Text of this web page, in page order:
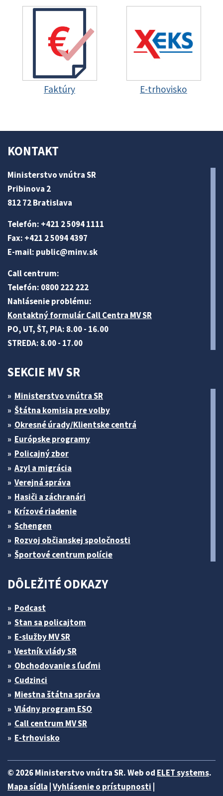
Faktúry E-trhovisko
KONTAKT
Ministerstvo vnútra SR
Pribinova 2
812 72 Bratislava
Telefón: +421 2 5094 1111
Fax: +421 2 5094 4397
E-mail: public@minv.sk
Call centrum:
Telefón: 0800 222 222
Nahlásenie problému:
Kontaktný formulár Call Centra MV SR
PO, UT, ŠT, PIA: 8.00 - 16.00
STREDA: 8.00 - 17.00
SEKCIE MV SR
Ministerstvo vnútra SR
Štátna komisia pre volby
Okresné úrady/Klientske centrá
Európske programy
Policajný zbor
Azyl a migrácia
Verejná správa
Hasiči a záchranári
Krízové riadenie
Schengen
Rozvoj občianskej spoločnosti
Športové centrum polície
DÔLEŽITÉ ODKAZY
Podcast
Stan sa policajtom
E-služby MV SR
Vestník vlády SR
Obchodovanie s ľuďmi
Cudzinci
Miestna štátna správa
Vládny program ESO
Call centrum MV SR
E-trhovisko
© 2026 Ministerstvo vnútra SR. Web od ELET systems.
Mapa sídla Vyhlásenie o prístupnosti